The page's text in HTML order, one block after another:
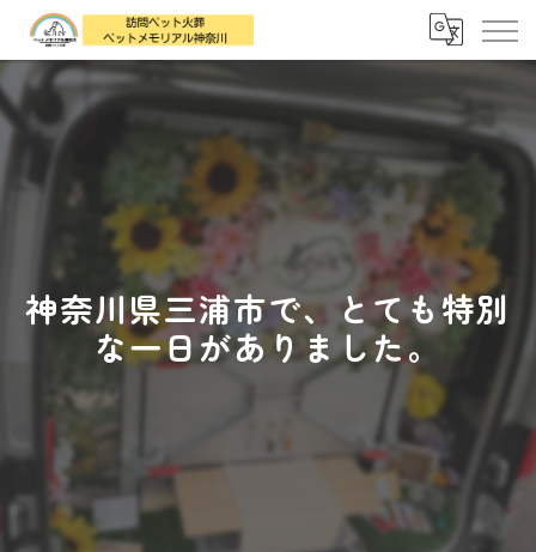
神奈川県三浦市で、とても特別
な一日がありました。